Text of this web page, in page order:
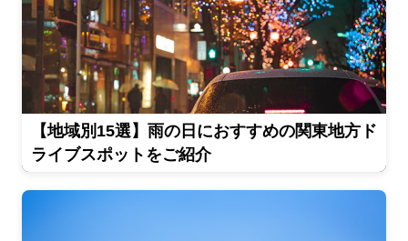
【地域別15選】雨の日におすすめの関東地方ド
ライブスポットをご紹介